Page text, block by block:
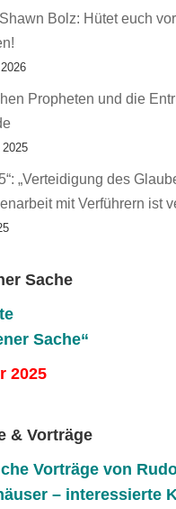
Bolz: Hütet euch
Propheten und die
„Verteidigung des
mit Verführern ist
Sache
Sache“
2025
& Vorträge
Vorträge von
– interessierte